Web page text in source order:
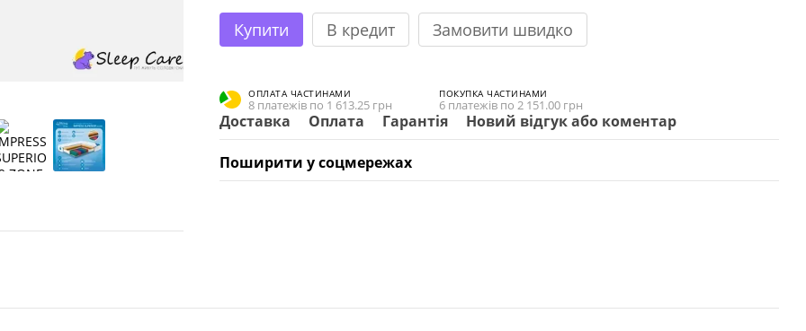
Купити В кредит Замовити швидко
ОПЛАТА ЧАСТИНАМИ
8 платежів по 1 613.25 грн
ПОКУПКА ЧАСТИНАМИ
6 платежів по 2 151.00 грн
Доставка Оплата Гарантія Новий відгук або коментар
Поширити у соцмережах